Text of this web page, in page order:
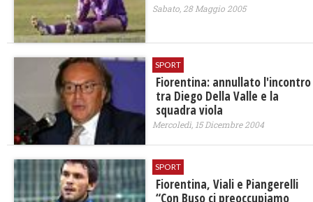
Sabato, 28 Maggio 2005
SPORT
Fiorentina: annullato l'incontro
tra Diego Della Valle e la
squadra viola
Mercoledì, 15 Dicembre 2004
SPORT
Fiorentina, Viali e Piangerelli
“Con Buso ci preoccupiamo